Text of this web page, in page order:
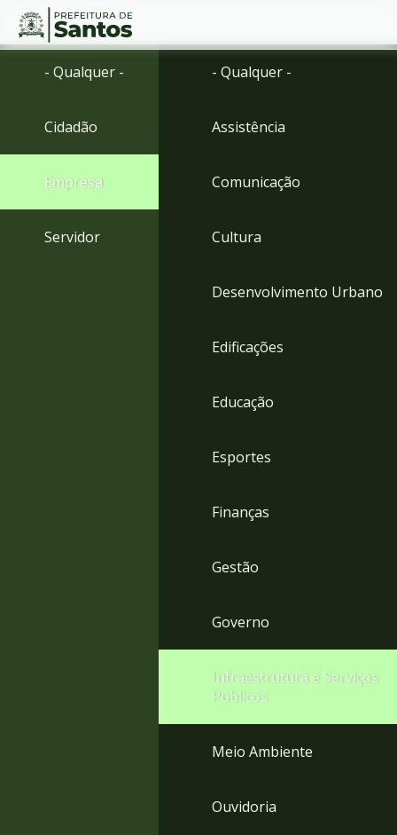
Ir
Ir
menu
Conteúdo
- Qualquer -
Cidadão
Empresa
Servidor
- Qualquer -
Assistência
Comunicação
Cultura
Desenvolvimento Urbano
Edificações
Educação
Esportes
Finanças
Gestão
Governo
Infraestrutura e Serviços
Públicos
Meio Ambiente
Ouvidoria